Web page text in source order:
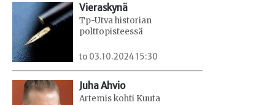
Vieraskynä
Tp-Utva historian
polttopisteessä
to 03.10.2024 15:30
Juha Ahvio
Artemis kohti Kuuta